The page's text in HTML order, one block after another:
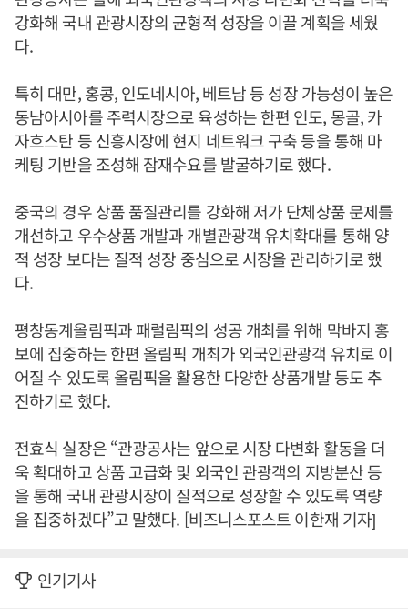
강화해 국내 관광시장의 균형적 성장을 이끌 계획을 세웠
다.
특히 대만, 홍콩, 인도네시아, 베트남 등 성장 가능성이 높은
동남아시아를 주력시장으로 육성하는 한편 인도, 몽골, 카
자흐스탄 등 신흥시장에 현지 네트워크 구축 등을 통해 마
케팅 기반을 조성해 잠재수요를 발굴하기로 했다.
중국의 경우 상품 품질관리를 강화해 저가 단체상품 문제를
개선하고 우수상품 개발과 개별관광객 유치확대를 통해 양
적 성장 보다는 질적 성장 중심으로 시장을 관리하기로 했
다.
평창동계올림픽과 패럴림픽의 성공 개최를 위해 막바지 홍
보에 집중하는 한편 올림픽 개최가 외국인관광객 유치로 이
어질 수 있도록 올림픽을 활용한 다양한 상품개발 등도 추
진하기로 했다.
전효식 실장은 “관광공사는 앞으로 시장 다변화 활동을 더
욱 확대하고 상품 고급화 및 외국인 관광객의 지방분산 등
을 통해 국내 관광시장이 질적으로 성장할 수 있도록 역량
을 집중하겠다”고 말했다. [비즈니스포스트 이한재 기자]
인기기사